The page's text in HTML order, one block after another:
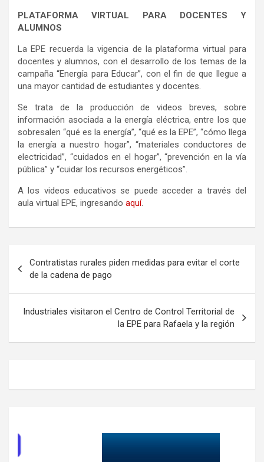
PLATAFORMA VIRTUAL PARA DOCENTES Y
ALUMNOS
La EPE recuerda la vigencia de la plataforma virtual para
docentes y alumnos, con el desarrollo de los temas de la
campaña “Energía para Educar”, con el fin de que llegue a
una mayor cantidad de estudiantes y docentes.
Se trata de la producción de videos breves, sobre
información asociada a la energía eléctrica, entre los que
sobresalen “qué es la energía”, “qué es la EPE”, “cómo llega
la energía a nuestro hogar”, “materiales conductores de
electricidad”, “cuidados en el hogar”, “prevención en la vía
pública” y “cuidar los recursos energéticos”.
A los videos educativos se puede acceder a través del
aula virtual EPE, ingresando aquí.
de
entradas
Contratistas rurales piden medidas para evitar el corte
de la cadena de pago
Industriales visitaron el Centro de Control Territorial de
la EPE para Rafaela y la región